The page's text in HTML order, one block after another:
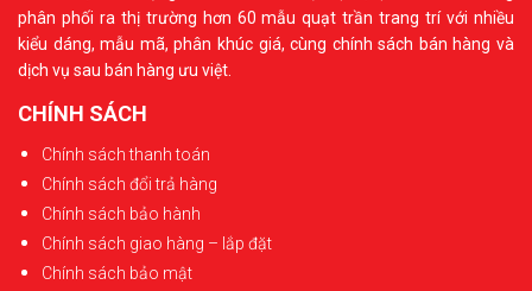
phân phối ra thị trường hơn 60 mẫu quạt trần trang trí với nhiều
kiểu dáng, mẫu mã, phân khúc giá, cùng chính sách bán hàng và
dịch vụ sau bán hàng ưu việt.
CHÍNH SÁCH
Chính sách thanh toán
Chính sách đổi trả hàng
Chính sách bảo hành
Chính sách giao hàng – lắp đặt
Chính sách bảo mật